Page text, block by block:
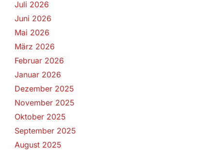
Juli 2026
Juni 2026
Mai 2026
März 2026
Februar 2026
Januar 2026
Dezember 2025
November 2025
Oktober 2025
September 2025
August 2025